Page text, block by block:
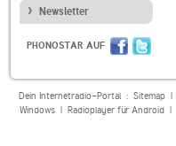
Newsletter
PHONOSTAR AUF
Dein Internetradio-Portal : Sitemap|
Windows| Radioplayer für Android|